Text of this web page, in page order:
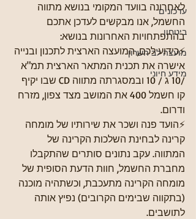
עדכונים
ביטחון
מועצה לב השרון
מידע חיוני
לאחרונה בוועד המקומי בנושא מתווה
החשמל, אנו מבקשים לעדכן אתכם
בהתפתחויות האחרונות בנושא:
⚡כידוע לכם, המועצה הארצית לתכנון ובנייה
אישרה את תכנית המתאר הארצית תמ"א
/10 ג / 10 ובמסגרתה מתווה CD שבו יקיף
קו חשמל 400 את המושב מצד צפון, מזרח
ודרום.
⚡הועד פנה ושכר את שירותיו של מומחה
קרינה לבחינת השלכות הקרינה של
המתווה. עקב נתונים סותרים שהתקבלו
מחברת החשמל, חוות הדעת הסופית של
מומחה הקרינה מתעכבת, וכשתהיה מוכנה
(בתקווה שבימים הקרובים) נפיץ אותה
לתושבים.